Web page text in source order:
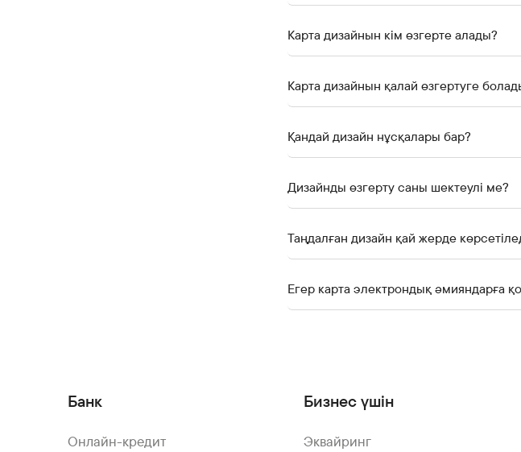
Карта дизайнын кім өзгерте алады?
Карта дизайнын қалай өзгертуге
Қандай дизайн нұсқалары бар?
Дизайнды өзгерту саны шектеулі ме?
Таңдалған дизайн қай жерде
Егер карта электрондық әмияндарға
Банк
Онлайн-кредит
Бизнес үшін
Эквайринг